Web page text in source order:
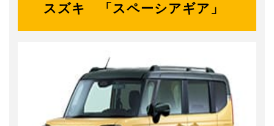
スズキ 「スペーシアギア」